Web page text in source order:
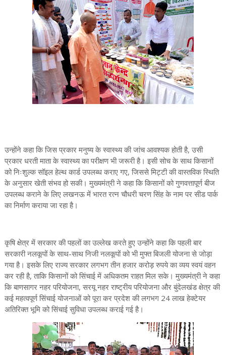
उन्होंने कहा कि जिस प्रकार मनुष्य के स्वास्थ्य की जांच आवश्यक होती है, उसी
प्रकार धरती माता के स्वास्थ्य का परीक्षण भी जरूरी है। इसी सोच के साथ किसानों
को निःशुल्क सॉइल हेल्थ कार्ड उपलब्ध कराए गए, जिससे मिट्टी की वास्तविक स्थिति
के अनुसार खेती संभव हो सकी। मुख्यमंत्री ने कहा कि किसानों को गुणवत्तापूर्ण बीज
उपलब्ध कराने के लिए लखनऊ में भारत रत्न चौधरी चरण सिंह के नाम पर सीड पार्क
का निर्माण कराया जा रहा है।
कृषि क्षेत्र में सरकार की पहलों का उल्लेख करते हुए उन्होंने कहा कि पहली बार
सरकारी नलकूपों के साथ-साथ निजी नलकूपों को भी मुफ्त बिजली योजना से जोड़ा
गया है। इसके लिए राज्य सरकार लगभग तीन हजार करोड़ रुपये का व्यय स्वयं वहन
कर रही है, ताकि किसानों को सिंचाई में अधिकतम राहत मिल सके। मुख्यमंत्री ने कहा
कि बाणसागर नहर परियोजना, सरयू नहर राष्ट्रीय परियोजना और बुंदेलखंड क्षेत्र की
कई महत्वपूर्ण सिंचाई योजनाओं को पूरा कर प्रदेश की लगभग 24 लाख हेक्टेयर
अतिरिक्त भूमि को सिंचाई सुविधा उपलब्ध कराई गई है।